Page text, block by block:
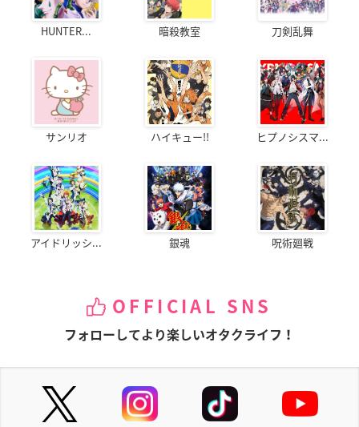
HUNTER... 暗殺教室 刀剣乱舞
サンリオ ハイキュー!! ヒプノシスマ...
アイドリッシ... 銀魂 呪術廻戦
OFFICIAL SNS
フォローしてより楽しいオタクライフ！